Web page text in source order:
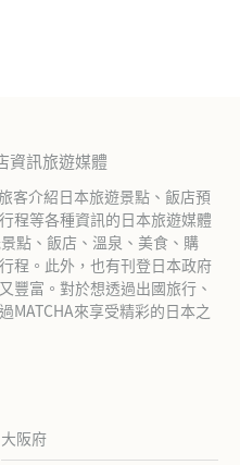
資訊旅遊媒體
客介紹日本旅遊景點、飯店預
程等各種資訊的日本旅遊媒體
點、飯店、溫泉、美食、購
程。此外，也有刊登日本政府
豐富。對於想透過出國旅行、
MATCHA來享受精彩的日本之
大阪府